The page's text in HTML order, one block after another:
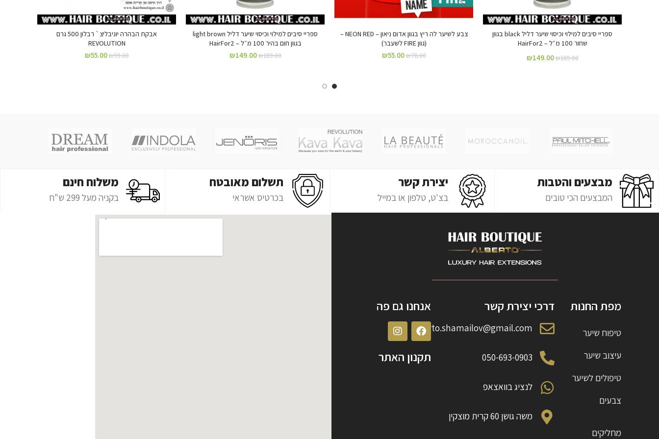
ספריי סיבים למילוי וכיסוי שיער דליל black בגוון
שחור 100 מ״ל – HairFor2
₪189.00
₪149.00
צבע לשיער לה ריץ בגוון אדום ניאון – NEON RED –
(גוון FIRE לשעבר)
₪78.00
₪55.00
ספריי סיבים למילוי וכיסוי שיער דליל light brown
בגוון חום בהיר 100 מ״ל – HairFor2
₪189.00
₪149.00
אבקת הבהרה יוניבליצ` רבלון 500 גרם
REVOLUTION
₪99.00
₪55.00
מבצעים והטבות
המבצעים הכי טובים
יצירת קשר
בצ'ט, טלפון או במייל
תשלום מאובטח
בכרטיס אשראי
משלוח חינם
בקניה מעל 299 ש"ח
מפת החנות
טיפוח שיער
עיצוב שיער
טיפולים לשיער
צבעים
מחליקים
דרכי יצירת קשר
alberto.shamailov@gmail.com
050-693-0903
לנציג בוואצאפ
משה גושן 60 קרית מוצקין
אנחנו גם פה
תקנון האתר